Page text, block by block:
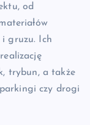
od
i gruzu. Ich
trybun, a także
czy drogi